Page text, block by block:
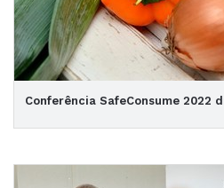
Conferência SafeConsume 2022